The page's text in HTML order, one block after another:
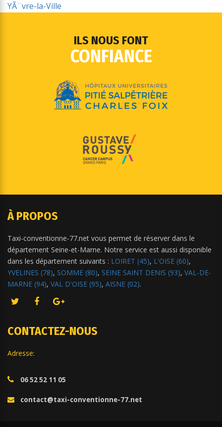
YÃ¨vre-la-Ville
ILS NOUS FONT
CONFIANCE
À PROPOS
Taxi-conventionne-77.net vous permet de réserver dans le
département Seine-et-Marne. Notre service est aussi disponible
dans les département suivants : LOIRET (45), L'OISE (60),
YVELINES (78), SOMME (80), SEINE SAINT DENIS (93), VAL-DE-
MARNE (94), VAL D'OISE (95), AISNE (02).
CONTACTEZ-NOUS
Adresse:
06 52 52 11 05
contact@taxi-conventionne-77.net